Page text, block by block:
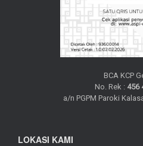
BCA KCP
No. Rek : 456
a/n PGPM Paroki
LOKASI KAMI